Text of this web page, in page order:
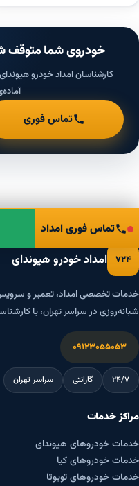
خودروی شما متوقف
تماس فوری
تماس فوری امداد
۷۲۴ امداد خودرو هیوندای
خدمات تخصصی امداد، تعمیر و
شبانه‌روزی در سراسر تهران، با
۰۹۱۲۳۰۵۵۰۵۳
۲۴/۷ گارانتی سراسر تهران
مراکز خدمات
خدمات خودروهای هیوندای
خدمات خودروهای کیا
خدمات خودروهای تویوتا